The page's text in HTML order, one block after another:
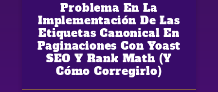
Problema En La
Implementación De Las
Etiquetas Canonical En
Paginaciones Con Yoast
SEO Y Rank Math (y
Cómo Corregirlo)